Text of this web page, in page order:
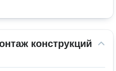
конструкций